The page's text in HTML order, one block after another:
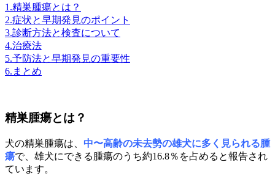
1.精巣腫瘍とは？
2.症状と早期発見のポイント
3.診断方法と検査について
4.治療法
5.予防法と早期発見の重要性
6.まとめ
精巣腫瘍とは？
犬の精巣腫瘍は、 中〜高齢の未去勢の雄犬に多く見られる腫
瘍で、雄犬にできる腫瘍のうち約16.8％を占めると報告され
ています。